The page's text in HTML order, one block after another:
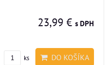
23,99 € s DPH
ks DO KOŠÍKA